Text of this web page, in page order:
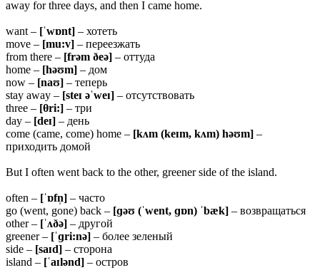
away for three days, and then I came home.
want – [ˈwɒnt] – хотеть
move – [mu:v] – переезжать
from there – [frəm ðeə] – оттуда
home – [həʊm] – дом
now – [naʊ] – теперь
stay away – [steɪ əˈweɪ] – отсутствовать
three – [θri:] – три
day – [deɪ] – день
come (came, come) home – [kʌm (keɪm, kʌm) həʊm] –
приходить домой
But I often went back to the other, greener side of the island.
often – [ˈɒfn̩] – часто
go (went, gone) back – [ɡəʊ (ˈwent, ɡɒn) ˈbæk] – возвращаться
other – [ˈʌðə] – другой
greener – [ˈɡri:nə] – более зеленый
side – [saɪd] – сторона
island – [ˈaɪlənd] – остров